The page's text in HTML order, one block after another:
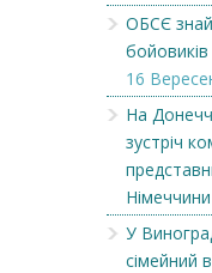
ОБСЄ
бойовиків
16
На
зустріч
Німеччини
У
сімейний